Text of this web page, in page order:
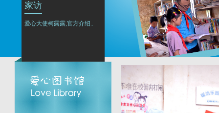
家访
爱心大使柯露露,官方介绍..